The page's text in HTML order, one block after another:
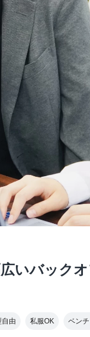
いバック
自由 私服OK ベン